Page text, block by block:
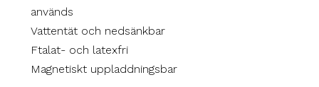
används
Vattentät och nedsänkbar
Ftalat- och latexfri
Magnetiskt uppladdningsbar